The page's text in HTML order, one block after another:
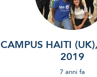
CAMPUS HAITI
2019
7 anni fa